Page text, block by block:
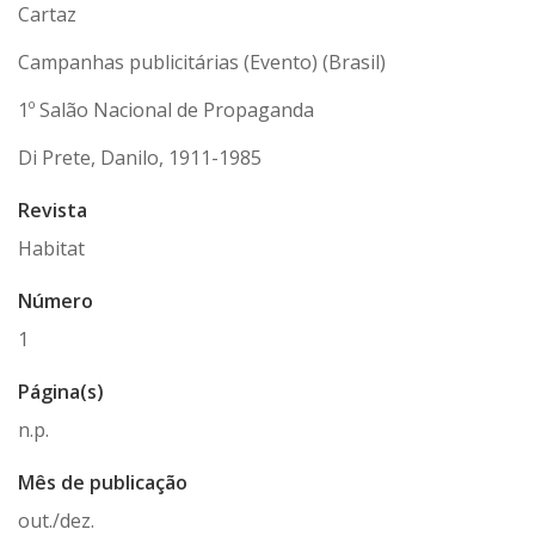
Cartaz
Campanhas publicitárias (Evento) (Brasil)
1º Salão Nacional de Propaganda
Di Prete, Danilo, 1911-1985
Revista
Habitat
Número
1
Página(s)
n.p.
Mês de publicação
out./dez.